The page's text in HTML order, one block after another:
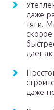
даже
тяги.
скорое
дает
даже